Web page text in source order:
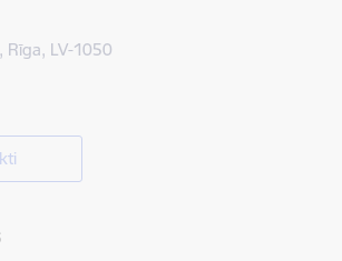
Rīga, LV-1050